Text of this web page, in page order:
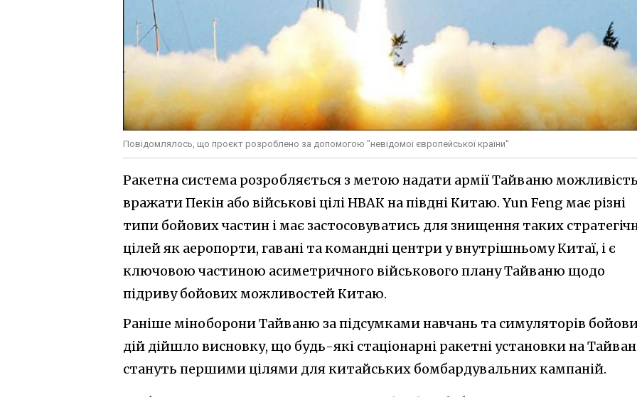
Повідомлялось, що проєкт розроблено за допомогою "невідомої європейської країни"
Ракетна система розробляється з метою надати армії Тайваню можливість
вражати Пекін або військові цілі НВАК на півдні Китаю. Yun Feng має різні
типи бойових частин і має застосовуватись для знищення таких
цілей як аеропорти, гавані та командні центри у внутрішньому Китаї, і є
ключовою частиною асиметричного військового плану Тайваню щодо
підриву бойових можливостей Китаю.
Раніше міноборони Тайваню за підсумками навчань та симуляторів
дій дійшло висновку, що будь-які стаціонарні ракетні установки на
стануть першими цілями для китайських бомбардувальних кампаній.